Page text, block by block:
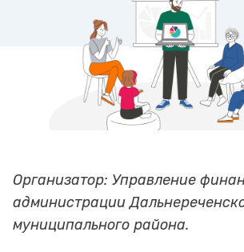
Организатор: Управление
администрации
муниципального района.